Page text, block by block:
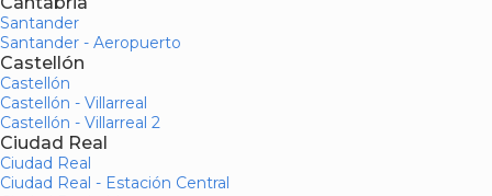
Santander
Santander - Aeropuerto
Castellón
Castellón
Castellón - Villarreal
Castellón - Villarreal 2
Ciudad Real
Ciudad Real
Ciudad Real - Estación Central